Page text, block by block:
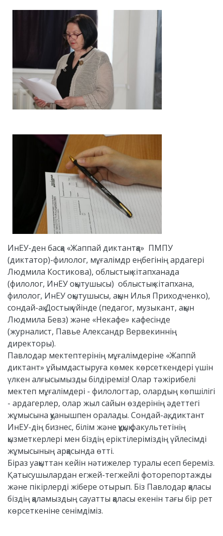
ИнЕУ-ден басқа «Жаппай диктантқа» ПМПУ
(диктатор)-филолог, мұғалімдр еңбегінің ардагері
Людмила Костикова), облыстық кітапханада
(филолог, ИнЕУ оқытушысы) облыстық кітапхана,
филолог, ИнЕУ оқытушысы, ақын Илья Приходченко),
сондай-ақ Достық үйінде (педагог, музыкант, ақын
Людмила Бевз) және «Некафе» кафесінде
(журналист, Павье Александр Вервекиннің
директоры).
Павлодар мектептерінің мұғалімдеріне «Жаппй
диктант» ұйымдастыруға көмек көрсеткендері үшін
үлкен алғысымызды білдіреміз! Олар тәжірибелі
мектеп мұғалімдері - филологтар, олардың көпшілігі
- ардагерлер, олар жыл сайын өздерінің әдеттегі
жұмысына қуанышпен оралады. Сондай-ақ, диктант
ИнЕУ-дің бизнес, білім және құқық факультетінің
қызметкерлері мен біздің еріктілеріміздің үйлесімді
жұмысының арқасында өтті.
Біраз уақыттан кейін нәтижелер туралы есеп береміз.
Қатысушылардан егжей-тегжейлі фоторепортажды
және пікірлерді жібере отырып. Біз Павлодар қаласы
біздің қаламыздың сауатты қаласы екенін тағы бір рет
көрсеткеніне сенімдіміз.